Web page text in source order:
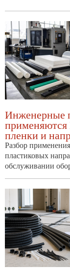
Инженерные
пленки и
Разбор
пластиковых
обслуживании